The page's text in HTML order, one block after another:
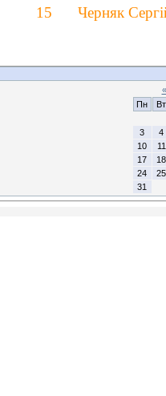
15
Черняк
«
Пн
Вт
3
4
10
11
17
18
24
25
31